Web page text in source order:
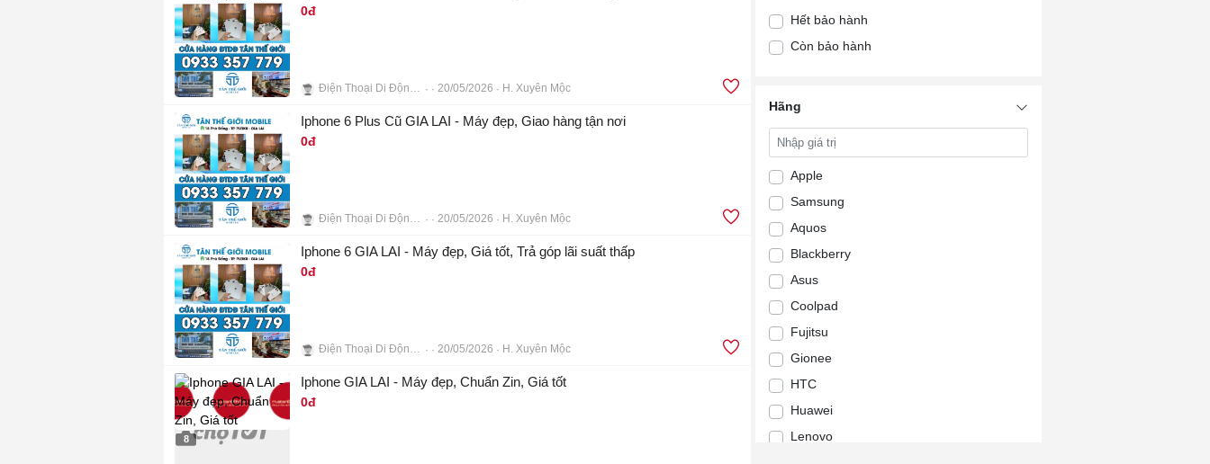
0đ
Điện Thoại Di Động TÂN THẾ GIỚI 20/05/2026 H. Xuyên Mộc
Iphone 6 Plus Cũ GIA LAI - Máy đẹp, Giao hàng tận nơi
0đ
Điện Thoại Di Động TÂN THẾ GIỚI 20/05/2026 H. Xuyên Mộc
Iphone 6 GIA LAI - Máy đẹp, Giá tốt, Trả góp lãi suất thấp
0đ
Điện Thoại Di Động TÂN THẾ GIỚI 20/05/2026 H. Xuyên Mộc
8
Iphone GIA LAI - Máy đẹp, Chuẩn Zin, Giá tốt
0đ
Hết bảo hành
Còn bảo hành
Hãng
Apple
Samsung
Aquos
Blackberry
Asus
Coolpad
Fujitsu
Gionee
HTC
Huawei
Lenovo